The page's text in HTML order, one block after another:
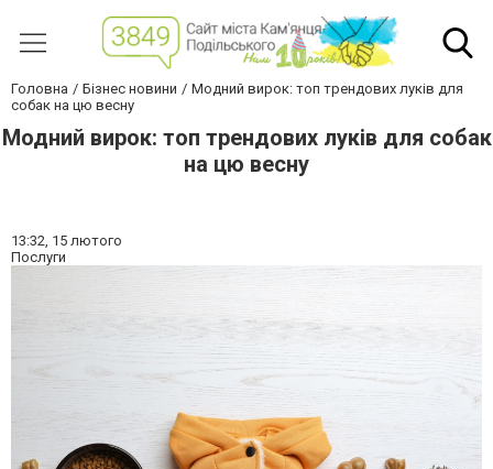
Головна Бізнес новини
Модний вирок: топ трендових луків для
собак на цю весну
Модний вирок: топ трендових луків для собак
на цю весну
13:32, 15 лютого
Послуги